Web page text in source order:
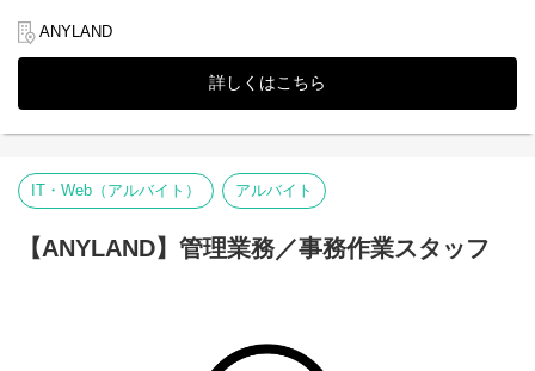
①書類選考 ※履歴書（顔写真付）、職務経歴書、現年収・希望
年収必須
②一次面接 ※WEB形式可
③二次面接 ※原則、対面形式
④内定・オファー面談
※選考状況によっては面接が増える可能性もあります。
作成、請求対応やデータ整理といった経理周りをサポートいただ
・各事業における売上数字の確認、管理
・各事業の収支レポートの作成
・取引先への請求書作成・発行
・経費の精算
・その他各種経理アシスタント業務の対応 など
ANYLAND
詳しくはこちら
IT・Web（アルバイト） アルバイト
【ANYLAND】管理業務／事務作業スタッフ